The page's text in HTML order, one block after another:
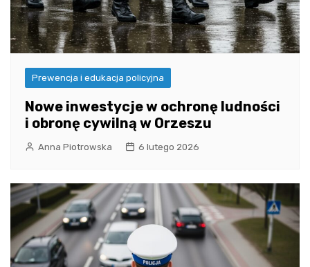
Prewencja i edukacja policyjna
Nowe inwestycje w ochronę ludności
i obronę cywilną w Orzeszu
Anna Piotrowska 6 lutego 2026